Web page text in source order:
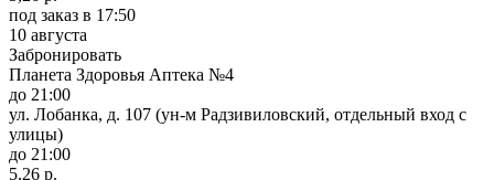
под заказ в 17:50
10 августа
Забронировать
Планета Здоровья Аптека №4
до 21:00
ул. Лобанка, д. 107 (ун-м Радзивиловский, отдельный вход с
улицы)
до 21:00
5,26 р.